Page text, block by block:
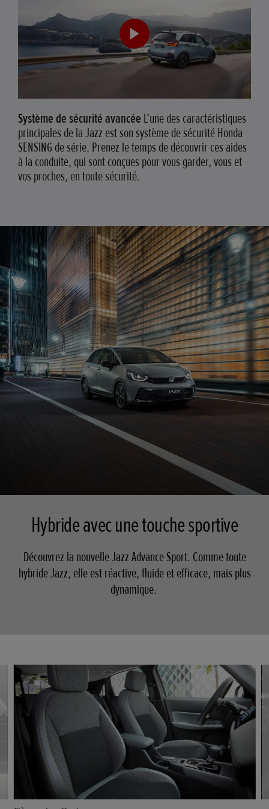
Système de sécurité avancée L’une des caractéristiques
principales de la Jazz est son système de sécurité Honda
SENSING de série. Prenez le temps de découvrir ces aides
à la conduite, qui sont conçues pour vous garder, vous et
vos proches, en toute sécurité.
Hybride avec une touche sportive
Découvrez la nouvelle Jazz Advance Sport. Comme toute
hybride Jazz, elle est réactive, fluide et efficace, mais plus
dynamique.